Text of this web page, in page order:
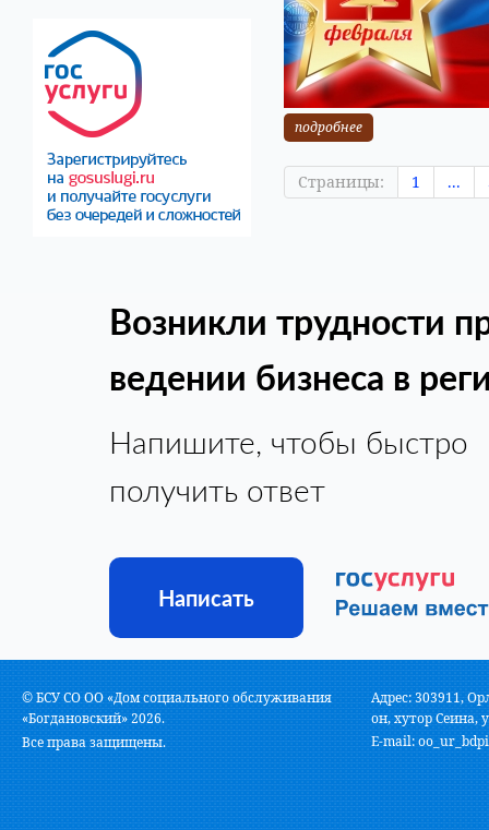
подробнее
Страницы: 1 ...
Возникли трудности
ведении бизнеса в
Напишите, чтобы быстро
получить ответ
Написать
© БСУ СО ОО «Дом социального обслуживания
«Богдановский» 2026.
Все права защищены.
Адрес: 303911,
он, хутор Сеина,
E-mail: